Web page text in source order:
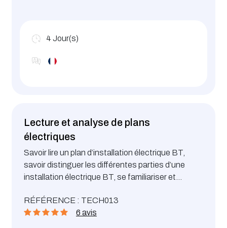
4 Jour(s)
Lecture et analyse de plans
électriques
Savoir lire un plan d’installation électrique BT,
savoir distinguer les différentes parties d’une
installation électrique BT, se familiariser et
commande et de protection d’équipement
électrique BT.
RÉFÉRENCE : TECH013
6 avis